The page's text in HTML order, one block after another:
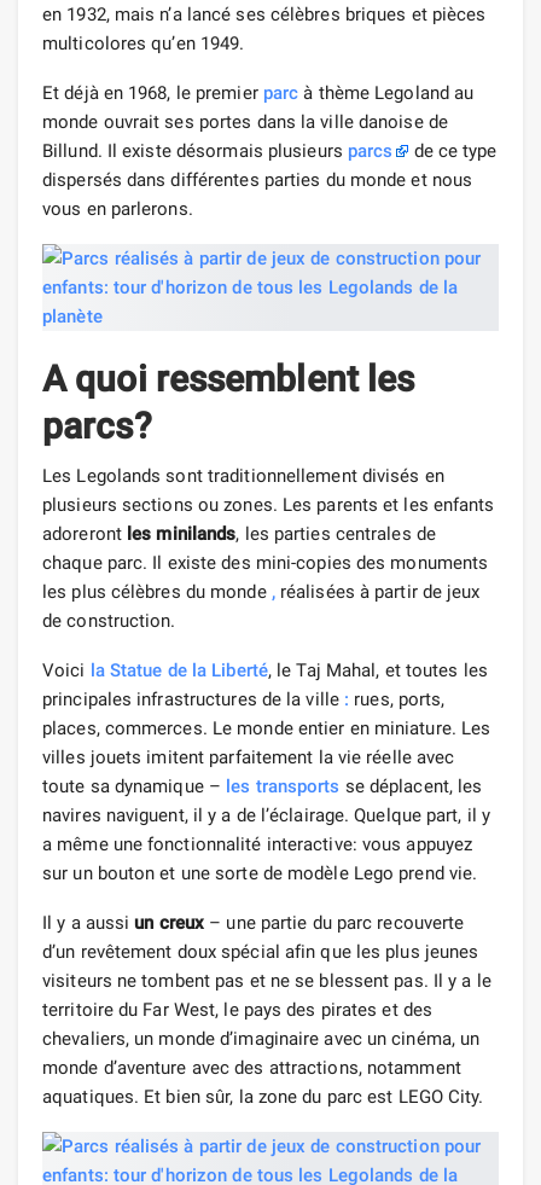
en 1932, mais n’a lancé ses célèbres briques et pièces
multicolores qu’en 1949.
Et déjà en 1968, le premier parc à thème Legoland au
monde ouvrait ses portes dans la ville danoise de
Billund. Il existe désormais plusieurs parcs
de ce type
dispersés dans différentes parties du monde et nous
vous en parlerons.
A quoi ressemblent les
parcs?
Les Legolands sont traditionnellement divisés en
plusieurs sections ou zones. Les parents et les enfants
adoreront les minilands, les parties centrales de
chaque parc. Il existe des mini-copies des monuments
les plus célèbres du monde ,réalisées à partir de jeux
de construction.
Voici la Statue de la Liberté, le Taj Mahal, et toutes les
principales infrastructures de la ville : rues, ports,
places, commerces. Le monde entier en miniature. Les
villes jouets imitent parfaitement la vie réelle avec
toute sa dynamique – les transports se déplacent, les
navires naviguent, il y a de l’éclairage. Quelque part, il y
a même une fonctionnalité interactive: vous appuyez
sur un bouton et une sorte de modèle Lego prend vie.
Il y a aussiun creux – une partie du parc recouverte
d’un revêtement doux spécial afin que les plus jeunes
visiteurs ne tombent pas et ne se blessent pas. Il y a le
territoire du Far West, le pays des pirates et des
chevaliers, un monde d’imaginaire avec un cinéma, un
monde d’aventure avec des attractions, notamment
aquatiques. Et bien sûr, la zone du parc est LEGO City.